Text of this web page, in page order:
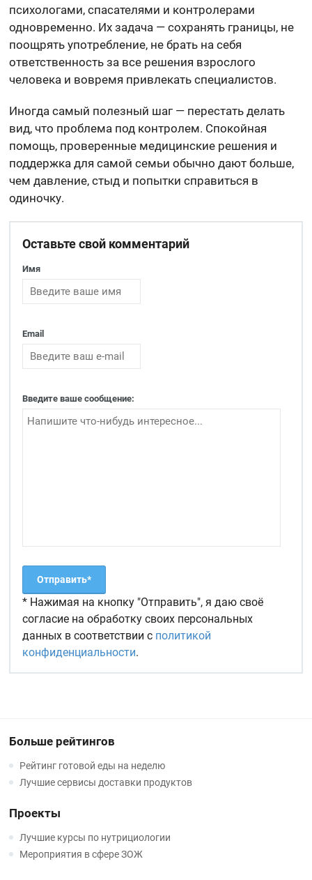
психологами, спасателями и контролерами
одновременно. Их задача — сохранять границы, не
поощрять употребление, не брать на себя
ответственность за все решения взрослого
человека и вовремя привлекать специалистов.
Иногда самый полезный шаг — перестать делать
вид, что проблема под контролем. Спокойная
помощь, проверенные медицинские решения и
поддержка для самой семьи обычно дают больше,
чем давление, стыд и попытки справиться в
одиночку.
Оставьте свой комментарий
Имя
Email
Введите ваше сообщение:
* Нажимая на кнопку "Отправить", я даю своё
согласие на обработку своих персональных
данных в соответствии с политикой
конфиденциальности.
Больше рейтингов
Рейтинг готовой еды на неделю
Лучшие сервисы доставки продуктов
Проекты
Лучшие курсы по нутрициологии
Мероприятия в сфере ЗОЖ